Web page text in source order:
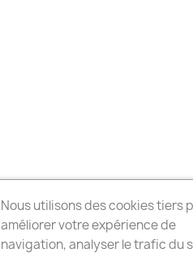
Nous utilisons des cookies tiers
améliorer votre expérience de
navigation, analyser le trafic du